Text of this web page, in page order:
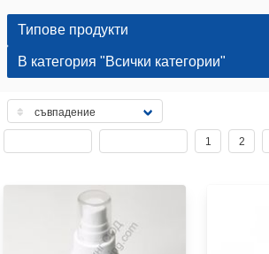
Типове продукти
В категория "Всички категории"
1 2